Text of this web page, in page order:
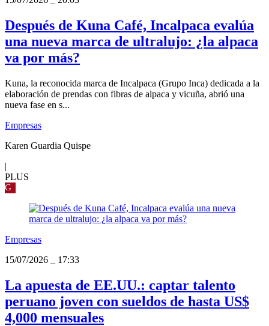
Después de Kuna Café, Incalpaca evalúa
una nueva marca de ultralujo: ¿la alpaca
va por más?
Kuna, la reconocida marca de Incalpaca (Grupo Inca) dedicada a la
elaboración de prendas con fibras de alpaca y vicuña, abrió una
nueva fase en s...
Empresas
Karen Guardia Quispe
|
PLUS
G
Empresas
15/07/2026
17:33
La apuesta de EE.UU.: captar talento
peruano joven con sueldos de hasta US$
4,000 mensuales